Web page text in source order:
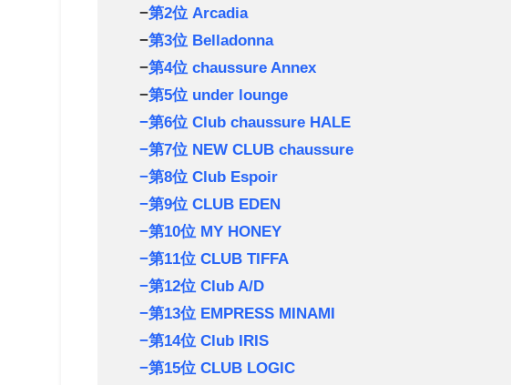
−第2位 Arcadia
−第3位 Belladonna
−第4位 chaussure Annex
−第5位 under lounge
−第6位 Club chaussure HALE
−第7位 NEW CLUB chaussure
−第8位 Club Espoir
−第9位 CLUB EDEN
−第10位 MY HONEY
−第11位 CLUB TIFFA
−第12位 Club A/D
−第13位 EMPRESS MINAMI
−第14位 Club IRIS
−第15位 CLUB LOGIC